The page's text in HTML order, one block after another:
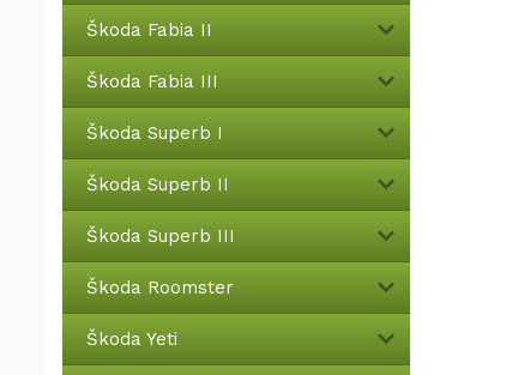
Škoda Fabia II
Škoda Fabia III
Škoda Superb I
Škoda Superb II
Škoda Superb III
Škoda Roomster
Škoda Yeti